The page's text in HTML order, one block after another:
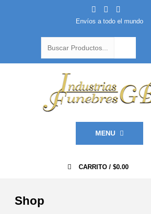
Envíos a todo el mundo
MENU
CARRITO / $0.00
Shop